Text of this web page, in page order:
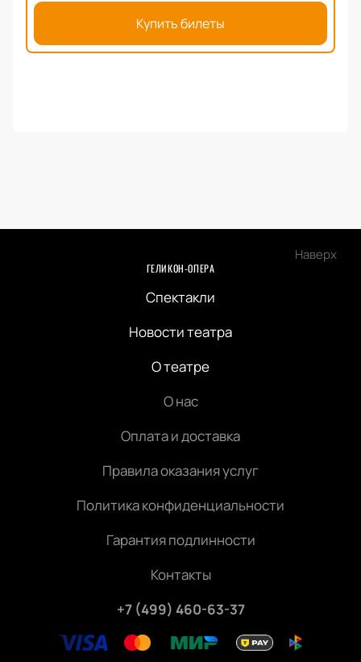
Купить билеты
Наверх
ГЕЛИКОН-ОПЕРА
Спектакли
Новости театра
О театре
О нас
Оплата и доставка
Правила оказания услуг
Политика конфиденциальности
Гарантия подлинности
Контакты
+7 (499) 460-63-37